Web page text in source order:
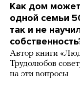
Как дом
одной семьи
так и не
Автор книги
Трудолюбов
на эти вопросы